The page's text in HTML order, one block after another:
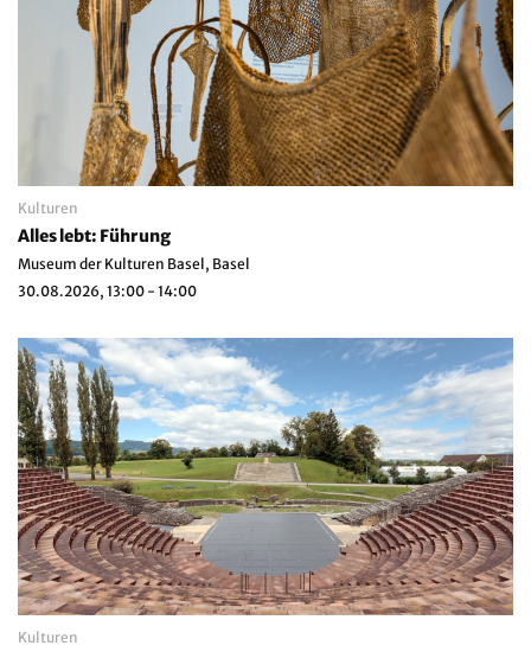
Kulturen
Alles lebt: Führung
Museum der Kulturen Basel, Basel
30.08.2026, 13:00 - 14:00
Kulturen